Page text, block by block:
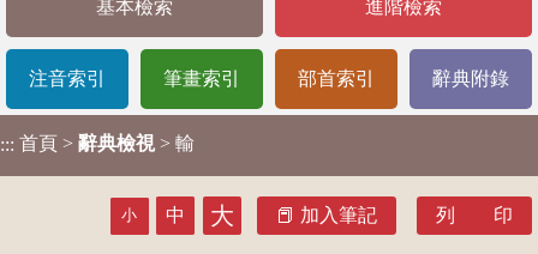
基本檢索 進階檢索
注音索引 筆畫索引 部首索引 辭典附錄
::: 首頁 > 辭典檢視 > 輸
小 中 大 加入筆記 列 印